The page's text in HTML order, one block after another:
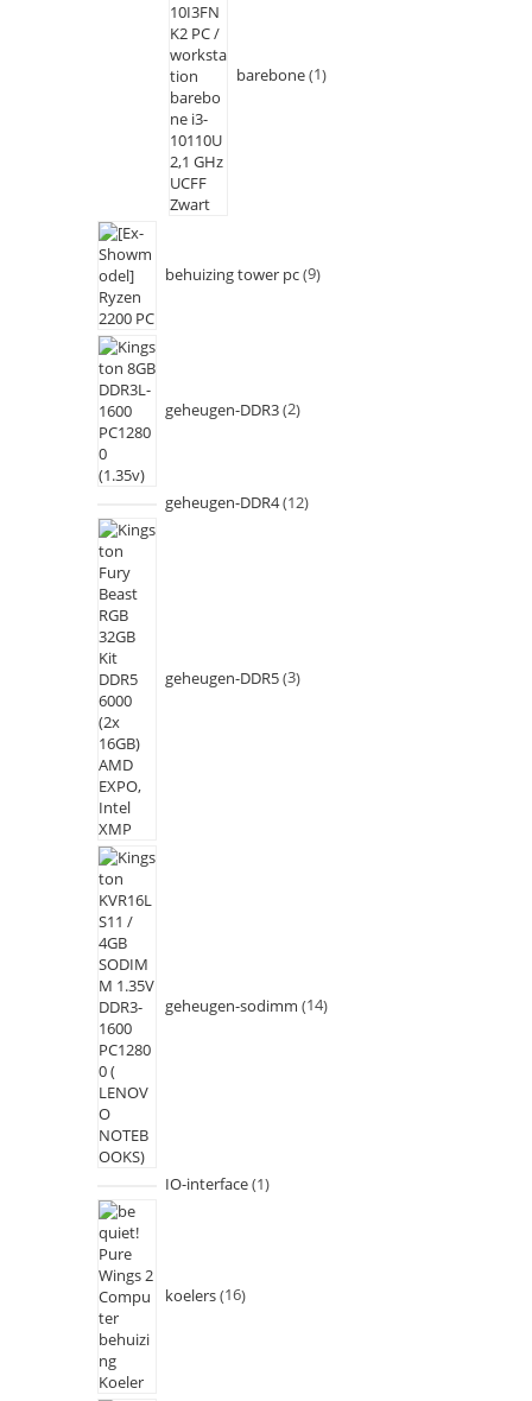
barebone 1
behuizing tower pc 9
geheugen-DDR3 2
geheugen-DDR4 12
geheugen-DDR5 3
geheugen-sodimm 14
IO-interface 1
koelers 16